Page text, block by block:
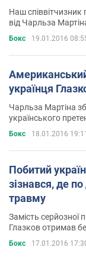
Наш
від Чарльза
Бокс 19.01.2016
українця
Чарльза Мартіна
українського
Бокс 18.01.2016
Побитий
зізнався, де
травму
Замість серйозної
Глазков отримав
Бокс 17.01.2016